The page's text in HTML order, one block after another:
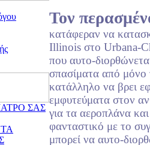
ΣΑΣ
Τον
κατάφεραν να
Illinois στο Urbana-
που αυτο-
σπασίματα από μόνο
κατάλληλο να βρει
εμφυτεύματα στον
για τα αεροπλάνα
φανταστικό με το
μπορεί να αυτο-